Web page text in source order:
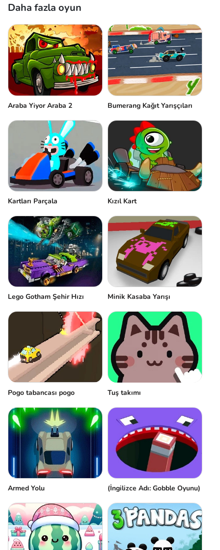
Daha fazla oyun
Araba Yiyor Araba 2 Bumerang Kağıt Yarışçıları
Kartları Parçala Kızıl Kart
Lego Gotham Şehir Hızı Minik Kasaba Yarışı
Pogo tabancası pogo Tuş takımı
Аrmed Yolu (İngilizce Adı: Gobble Oyunu)